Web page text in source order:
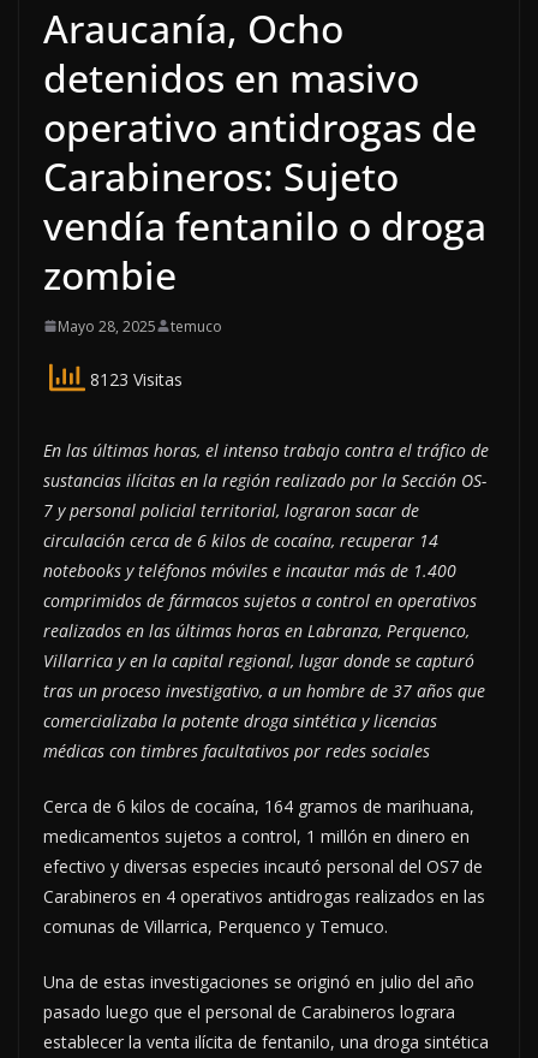
Araucanía, Ocho
detenidos en masivo
operativo antidrogas de
Carabineros: Sujeto
vendía fentanilo o droga
zombie
Mayo 28, 2025 temuco
8123 Visitas
En las últimas horas, el intenso trabajo contra el tráfico de
sustancias ilícitas en la región realizado por la Sección OS-
7 y personal policial territorial, lograron sacar de
circulación cerca de 6 kilos de cocaína, recuperar 14
notebooks y teléfonos móviles e incautar más de 1.400
comprimidos de fármacos sujetos a control en operativos
realizados en las últimas horas en Labranza, Perquenco,
Villarrica y en la capital regional, lugar donde se capturó
tras un proceso investigativo, a un hombre de 37 años que
comercializaba la potente droga sintética y licencias
médicas con timbres facultativos por redes sociales
Cerca de 6 kilos de cocaína, 164 gramos de marihuana,
medicamentos sujetos a control, 1 millón en dinero en
efectivo y diversas especies incautó personal del OS7 de
Carabineros en 4 operativos antidrogas realizados en las
comunas de Villarrica, Perquenco y Temuco.
Una de estas investigaciones se originó en julio del año
pasado luego que el personal de Carabineros lograra
establecer la venta ilícita de fentanilo, una droga sintética